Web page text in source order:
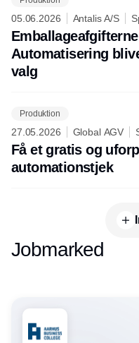
05.06.2026 Antalis A/S
Automatisering
valg
Produktion
27.05.2026 Global AGV
Få et gratis og
automationstjek
Jobmarked